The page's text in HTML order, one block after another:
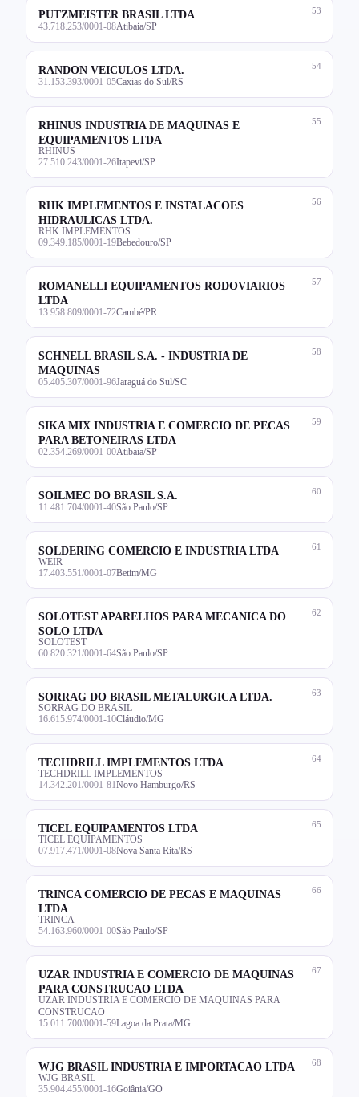
53
PUTZMEISTER BRASIL LTDA
43.718.253/0001-08Atibaia/SP
54
RANDON VEICULOS LTDA.
31.153.393/0001-05Caxias do Sul/RS
55
RHINUS INDUSTRIA DE MAQUINAS E
EQUIPAMENTOS LTDA
RHINUS
27.510.243/0001-26Itapevi/SP
56
RHK IMPLEMENTOS E INSTALACOES
HIDRAULICAS LTDA.
RHK IMPLEMENTOS
09.349.185/0001-19Bebedouro/SP
57
ROMANELLI EQUIPAMENTOS RODOVIARIOS
LTDA
13.958.809/0001-72Cambé/PR
58
SCHNELL BRASIL S.A. - INDUSTRIA DE
MAQUINAS
05.405.307/0001-96Jaraguá do Sul/SC
59
SIKA MIX INDUSTRIA E COMERCIO DE PECAS
PARA BETONEIRAS LTDA
02.354.269/0001-00Atibaia/SP
60
SOILMEC DO BRASIL S.A.
11.481.704/0001-40São Paulo/SP
61
SOLDERING COMERCIO E INDUSTRIA LTDA
WEIR
17.403.551/0001-07Betim/MG
62
SOLOTEST APARELHOS PARA MECANICA DO
SOLO LTDA
SOLOTEST
60.820.321/0001-64São Paulo/SP
63
SORRAG DO BRASIL METALURGICA LTDA.
SORRAG DO BRASIL
16.615.974/0001-10Cláudio/MG
64
TECHDRILL IMPLEMENTOS LTDA
TECHDRILL IMPLEMENTOS
14.342.201/0001-81 Novo Hamburgo/RS
65
TICEL EQUIPAMENTOS LTDA
TICEL EQUIPAMENTOS
07.917.471/0001-08Nova Santa Rita/RS
66
TRINCA COMERCIO DE PECAS E MAQUINAS
LTDA
TRINCA
54.163.960/0001-00São Paulo/SP
67
UZAR INDUSTRIA E COMERCIO DE MAQUINAS
PARA CONSTRUCAO LTDA
UZAR INDUSTRIA E COMERCIO DE MAQUINAS PARA
CONSTRUCAO
15.011.700/0001-59Lagoa da Prata/MG
68
WJG BRASIL INDUSTRIA E IMPORTACAO LTDA
WJG BRASIL
35.904.455/0001-16Goiânia/GO